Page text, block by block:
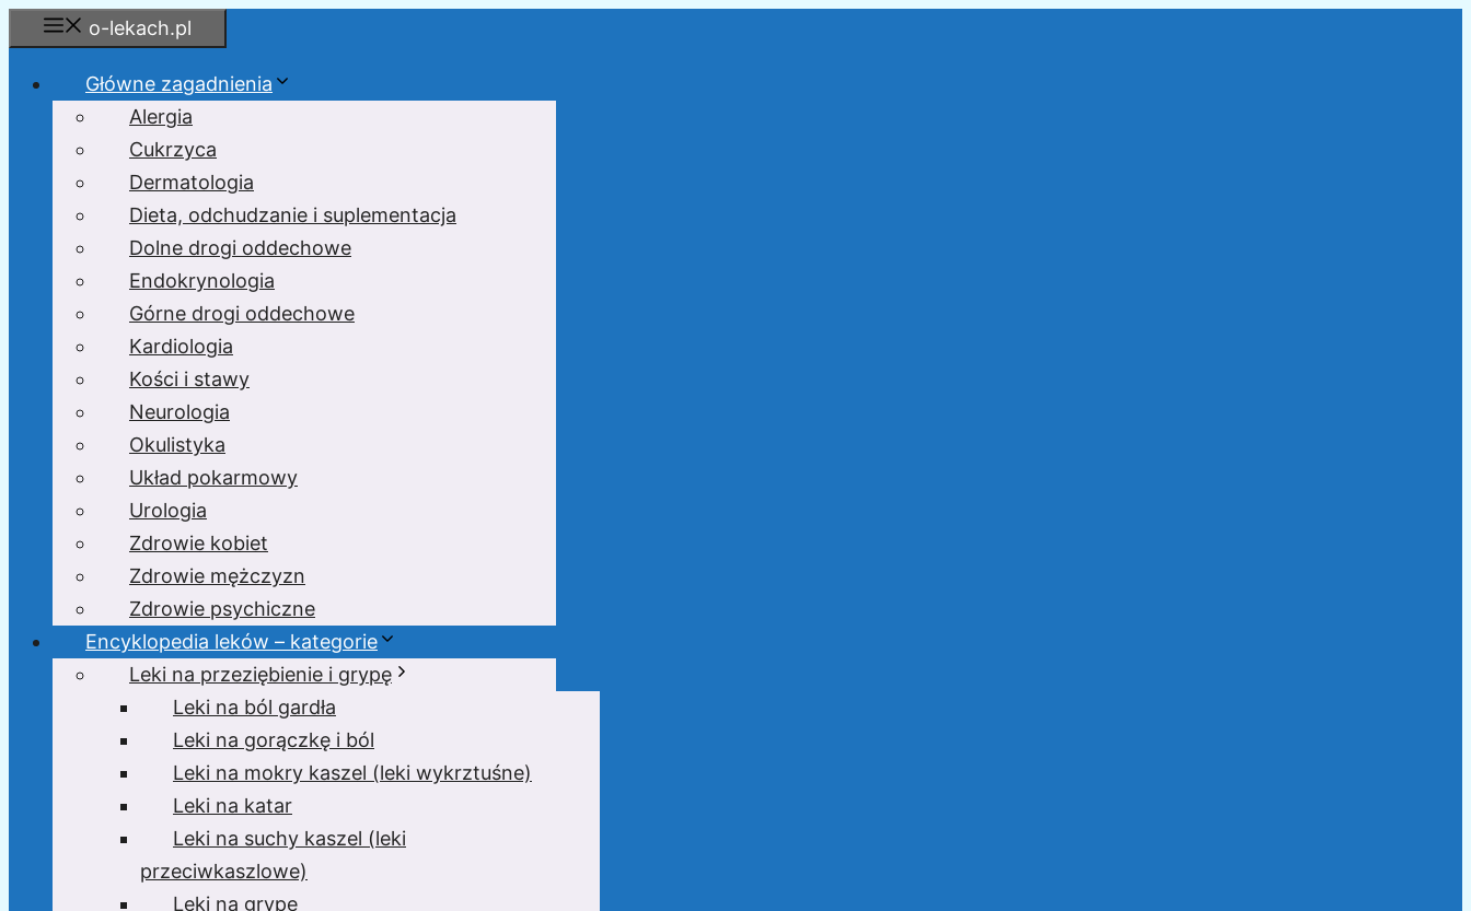
Przejdź
do
o-lekach.pl
Główne zagadnienia
Alergia
Cukrzyca
Dermatologia
Dieta, odchudzanie i suplementacja
Dolne drogi oddechowe
Endokrynologia
Górne drogi oddechowe
Kardiologia
Kości i stawy
Neurologia
Okulistyka
Układ pokarmowy
Urologia
Zdrowie kobiet
Zdrowie mężczyzn
Zdrowie psychiczne
Encyklopedia leków – kategorie
Leki na przeziębienie i grypę
Leki na ból gardła
Leki na gorączkę i ból
Leki na mokry kaszel (leki wykrztuśne)
Leki na katar
Leki na suchy kaszel (leki
przeciwkaszlowe)
Leki na grypę